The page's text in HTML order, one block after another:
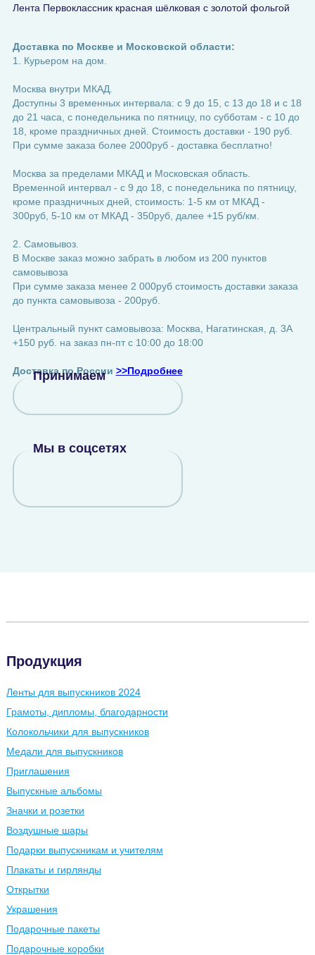
Лента Первоклассник красная шёлковая с золотой фольгой
Доставка по Москве и Московской области:
1. Курьером на дом.
Москва внутри МКАД.
Доступны 3 временных интервала: с 9 до 15, с 13 до 18 и с 18
до 21 часа, с понедельника по пятницу, по субботам - с 10 до
18, кроме праздничных дней. Стоимость доставки - 190 руб.
При сумме заказа более 2000руб - доставка бесплатно!
Москва за пределами МКАД и Московская область.
Временной интервал - с 9 до 18, с понедельника по пятницу,
кроме праздничных дней, стоимость: 1-5 км от МКАД -
300руб, 5-10 км от МКАД - 350руб, далее +15 руб/км.
2. Самовывоз.
В Москве заказ можно забрать в любом из 200 пунктов
самовывоза
При сумме заказа менее 2 000руб стоимость доставки заказа
до пункта самовывоза - 200руб.
Центральный пункт самовывоза: Москва, Нагатинская, д. 3А
+150 руб. на заказ пн-пт с 10:00 до 18:00
Доставка по России >>Подробнее
Принимаем
Мы в соцсетях
Продукция
Ленты для выпускников 2024
Грамоты, дипломы, благодарности
Колокольчики для выпускников
Медали для выпускников
Приглашения
Выпускные альбомы
Значки и розетки
Воздушные шары
Подарки выпускникам и учителям
Плакаты и гирлянды
Открытки
Украшения
Подарочные пакеты
Подарочные коробки